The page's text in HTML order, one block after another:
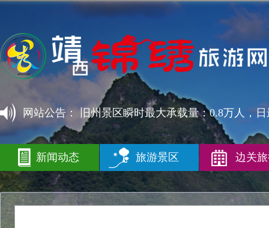
网站公告：
旧州景区瞬时最大承载量：0.8万人，
万人。
新闻动态
新闻动态
旅游景区
旅游景区
边关